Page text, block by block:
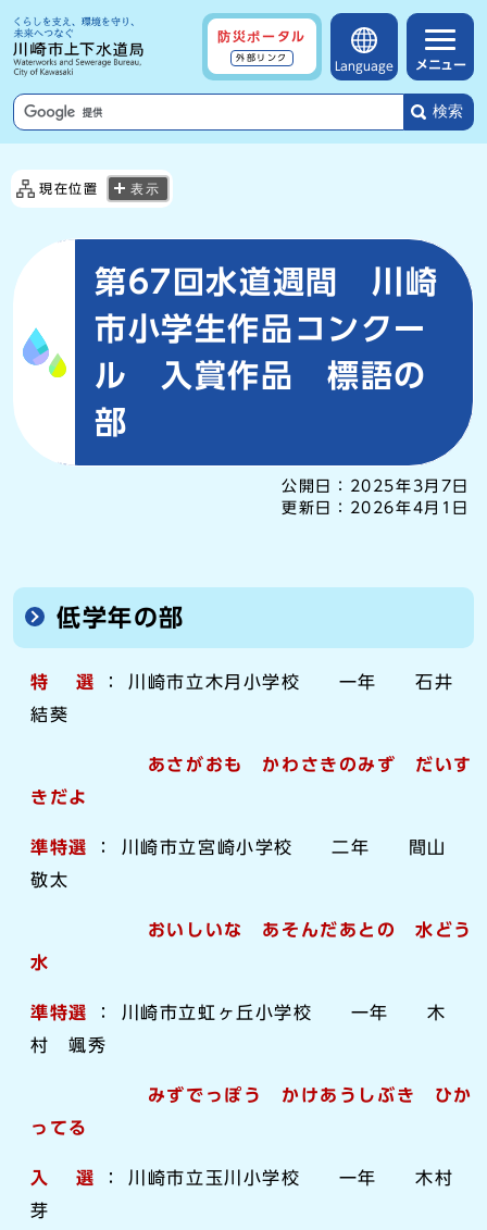
防災ポータル
外部リンク
Language メニュー
検索
現在位置 表示
第67回水道週間 川崎
市小学生作品コンクー
ル 入賞作品 標語の
部
公開日：
2025年3月7日
更新日：
2026年4月1日
低学年の部
特 選 ： 川崎市立木月小学校 一年 石井
結葵
あさがおも かわさきのみず だいす
きだよ
準特選
： 川崎市立宮崎小学校 二年 間山
敬太
おいしいな あそんだあとの 水どう
水
準特選
： 川崎市立虹ヶ丘小学校 一年 木
村 颯秀
みずでっぽう かけあうしぶき ひか
ってる
入 選 ： 川崎市立玉川小学校 一年 木村
芽